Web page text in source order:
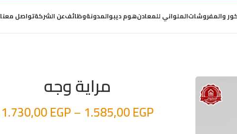
والمفروشاتالملواني للمعادنهوم ديبوالمدونةوظائفعن الشركةتواصل معنا
مراية وجه
1.585,00EGP
–
1.730,00EGP